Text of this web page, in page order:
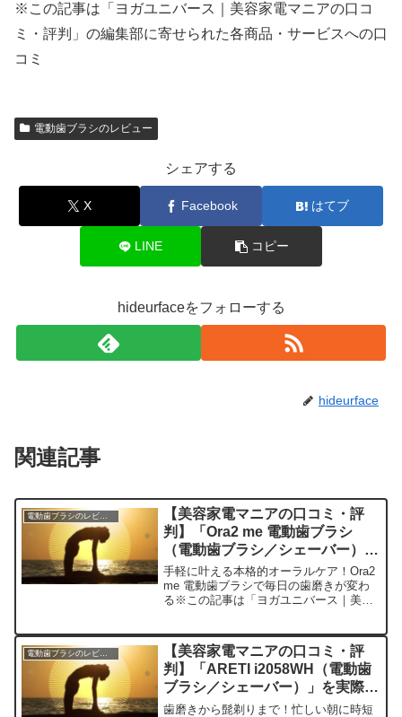
※この記事は「ヨガユニバース｜美容家電マニアの口コ
ミ・評判」の編集部に寄せられた各商品・サービスへの口
コミ
電動歯ブラシのレビュー
シェアする
X Facebook はてブ
LINE コピー
hideurfaceをフォローする
hideurface
関連記事
電動歯ブラシのレビュー
【美容家電マニアの口コミ・評
判】「Ora2 me 電動歯ブラシ
（電動歯ブラシ／シェーバー）」
を実際に使ってみた正直感想
手軽に叶える本格的オーラルケア！Ora2
me 電動歯ブラシで毎日の歯磨きが変わ
る※この記事は「ヨガユニバース｜美容
今日、編集部が紹介したいのが「Ora2
me 電動歯...
電動歯ブラシのレビュー
【美容家電マニアの口コミ・評
判】「ARETI i2058WH（電動歯
ブラシ／シェーバー）」を実際に
使ってみた正直感想
歯磨きから髭剃りまで！忙しい朝に時短